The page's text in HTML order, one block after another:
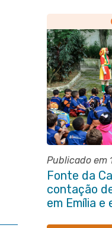
Publicado em
Fonte da
contação
em Emília